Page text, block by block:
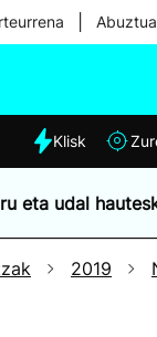
Klisk
eta udal
2019